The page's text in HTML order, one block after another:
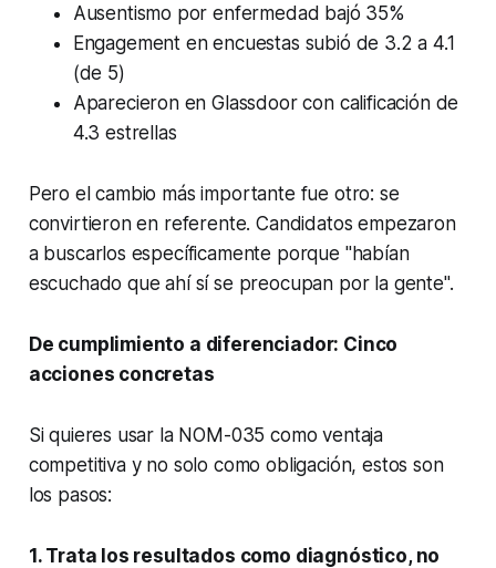
Ausentismo por enfermedad bajó 35%
Engagement en encuestas subió de 3.2 a 4.1
(de 5)
Aparecieron en Glassdoor con calificación de
4.3 estrellas
Pero el cambio más importante fue otro: se
convirtieron en referente. Candidatos empezaron
a buscarlos específicamente porque "habían
escuchado que ahí sí se preocupan por la gente".
De cumplimiento a diferenciador: Cinco
acciones concretas
Si quieres usar la NOM-035 como ventaja
competitiva y no solo como obligación, estos son
los pasos:
1. Trata los resultados como diagnóstico, no